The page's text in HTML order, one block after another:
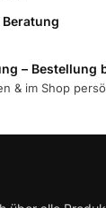
– Bestellung
& im Shop